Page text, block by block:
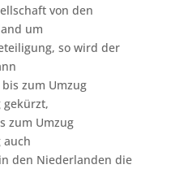
von den
um
so wird der
zum Umzug
gekürzt,
zum Umzug
auch
den Niederlanden die